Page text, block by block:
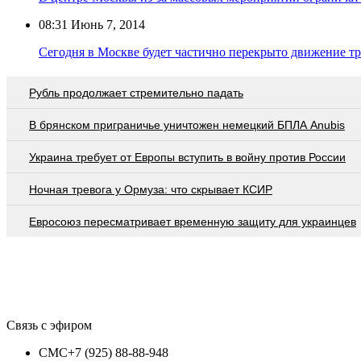
08:31 Июнь 7, 2014
Сегодня в Москве будет частично перекрыто движение
Рубль продолжает стремительно падать
В брянском приграничье уничтожен немецкий БПЛА Anubis
Украина требует от Европы вступить в войну против России
Ночная тревога у Ормуза: что скрывает КСИР
Евросоюз пересматривает временную защиту для украинцев
Связь с эфиром
СМС+7 (925) 88-88-948